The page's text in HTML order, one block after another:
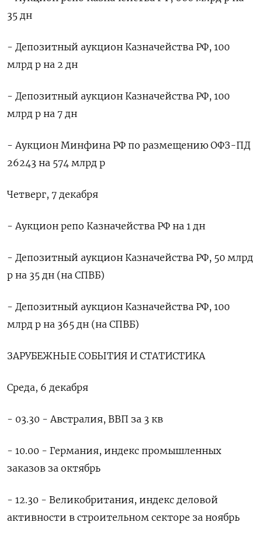
35 дн
- Депозитный аукцион Казначейства РФ, 100
млрд р на 2 дн
- Депозитный аукцион Казначейства РФ, 100
млрд р на 7 дн
- Аукцион Минфина РФ по размещению ОФЗ-ПД
26243 на 574 млрд р
Четверг, 7 декабря
- Аукцион репо Казначейства РФ на 1 дн
- Депозитный аукцион Казначейства РФ, 50 млрд
р на 35 дн (на СПВБ)
- Депозитный аукцион Казначейства РФ, 100
млрд р на 365 дн (на СПВБ)
ЗАРУБЕЖНЫЕ СОБЫТИЯ И СТАТИСТИКА
Среда, 6 декабря
- 03.30 - Австралия, ВВП за 3 кв
- 10.00 - Германия, индекс промышленных
заказов за октябрь
- 12.30 - Великобритания, индекс деловой
активности в строительном секторе за ноябрь